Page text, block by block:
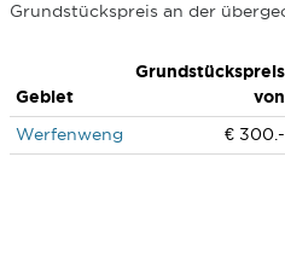
Grundstückspreis an der
Gebiet
Grundstückspreis
von
Werfenweng
€ 300.-